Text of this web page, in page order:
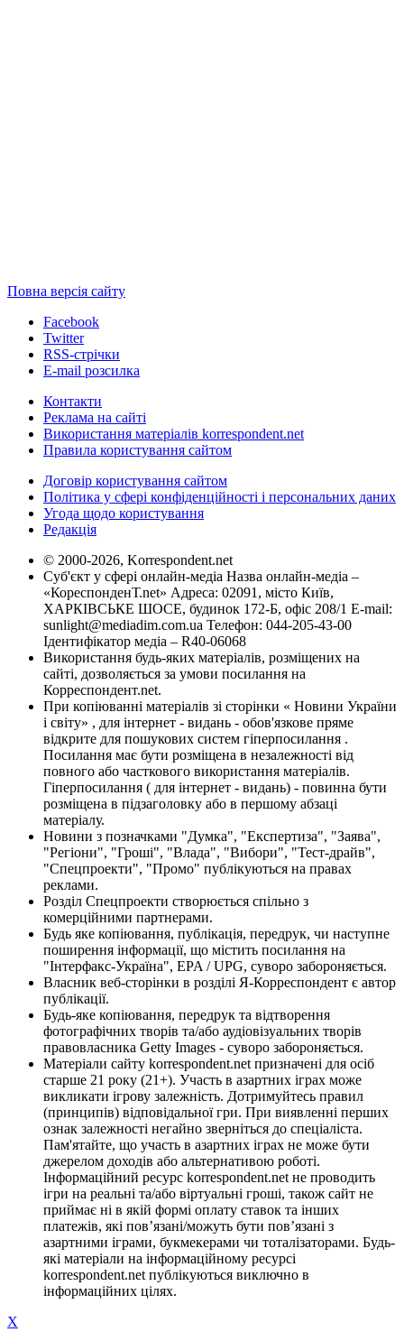
Повна версія сайту
Facebook
Twitter
RSS-стрічки
E-mail розсилка
Контакти
Реклама на сайті
Використання матеріалів korrespondent.net
Правила користування сайтом
Договір користування сайтом
Політика у сфері конфіденційності і персональних даних
Угода щодо користування
Редакція
© 2000-2026, Korrespondent.net
Суб'єкт у сфері онлайн-медіа Назва онлайн-медіа –
«КореспонденТ.net» Адреса: 02091, місто Київ,
ХАРКІВСЬКЕ ШОСЕ, будинок 172-Б, офіс 208/1 E-mail:
sunlight@mediadim.com.ua Телефон: 044-205-43-00
Ідентифікатор медіа – R40-06068
Використання будь-яких матеріалів, розміщених на
сайті, дозволяється за умови посилання на
Корреспондент.net.
При копіюванні матеріалів зі сторінки « Новини України
і світу» , для інтернет - видань - обов'язкове пряме
відкрите для пошукових систем гіперпосилання .
Посилання має бути розміщена в незалежності від
повного або часткового використання матеріалів.
Гіперпосилання ( для інтернет - видань) - повинна бути
розміщена в підзаголовку або в першому абзаці
матеріалу.
Новини з позначками "Думка", "Експертиза", "Заява",
"Регіони", "Гроші", "Влада", "Вибори", "Тест-драйв",
"Спецпроекти", "Промо" публікуються на правах
реклами.
Розділ Спецпроекти створюється спільно з
комерційними партнерами.
Будь яке копіювання, публікація, передрук, чи наступне
поширення інформації, що містить посилання на
"Інтерфакс-Україна", EPA / UPG, суворо забороняється.
Власник веб-сторінки в розділі Я-Корреспондент є автор
публікації.
Будь-яке копіювання, передрук та відтворення
фотографічних творів та/або аудіовізуальних творів
правовласника Getty Images - суворо забороняється.
Матеріали сайту korrespondent.net призначені для осіб
старше 21 року (21+). Участь в азартних іграх може
викликати ігрову залежність. Дотримуйтесь правил
(принципів) відповідальної гри. При виявленні перших
ознак залежності негайно зверніться до спеціаліста.
Пам'ятайте, що участь в азартних іграх не може бути
джерелом доходів або альтернативою роботі.
Інформаційний ресурс korrespondent.net не проводить
ігри на реальні та/або віртуальні гроші, також сайт не
приймає ні в якій формі оплату ставок та інших
платежів, які пов’язані/можуть бути пов’язані з
азартними іграми, букмекерами чи тоталізаторами. Будь-
які матеріали на інформаційному ресурсі
korrespondent.net публікуються виключно в
інформаційних цілях.
X